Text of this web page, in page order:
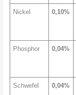
Nickel 0,10%
Phosphor 0,04%
Schwefel 0,04%